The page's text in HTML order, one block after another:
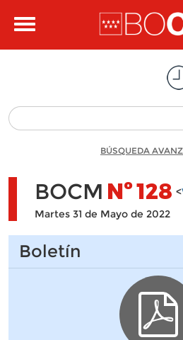
Toggle
BÚSQUEDA
BOCM Nº128 <
Martes 31 de Mayo de 2022
Boletín